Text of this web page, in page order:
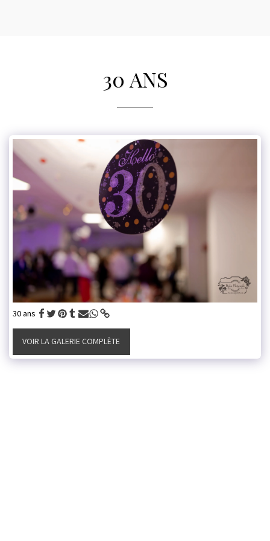
30 ANS
30 ans
VOIR LA GALERIE COMPLÈTE